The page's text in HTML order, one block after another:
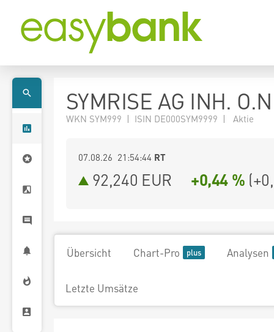
SYMRISE AG INH.
WKN SYM999 | ISIN DE000SYM9999 | Aktie
07.08.26 21:54:44 RT
92,240 EUR +0,44 % (
Übersicht Chart-Pro Analysen
Letzte Umsätze